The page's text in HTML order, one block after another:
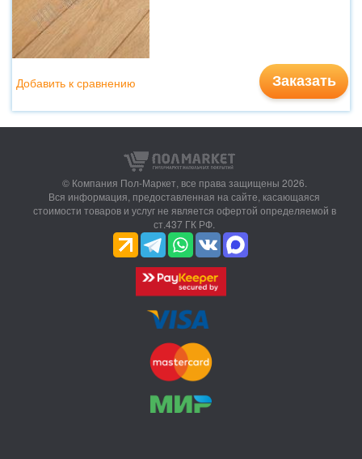
Заказать
Добавить к сравнению
© Компания Пол-Маркет, все права защищены 2026.
Вся информация, предоставленная на сайте, касающаяся
стоимости товаров и услуг не является офертой определяемой в
ст.437 ГК РФ.